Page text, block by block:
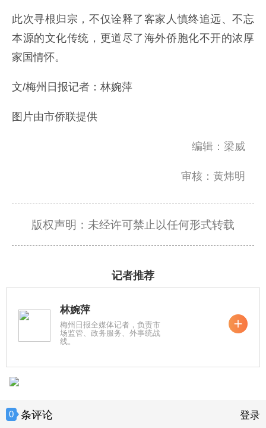
此次寻根归宗，不仅诠释了客家人慎终追远、不忘
本源的文化传统，更道尽了海外侨胞化不开的浓厚
家国情怀。
文/梅州日报记者：林婉萍
图片由市侨联提供
编辑：梁威
审核：黄炜明
版权声明：未经许可禁止以任何形式转载
记者推荐
林婉萍
梅州日报全媒体记者，负责市
场监管、政务服务、外事统战
线。
0 条评论 登录